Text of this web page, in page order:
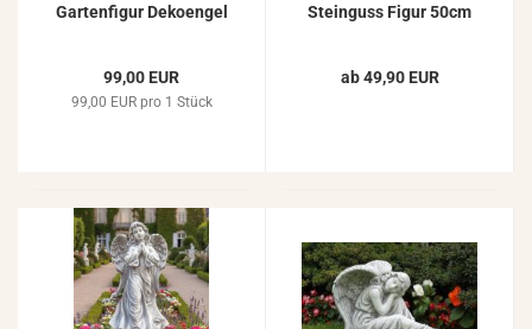
Gartenfigur Dekoengel
99,00 EUR
99,00 EUR pro 1 Stück
Steinguss Figur 50cm
ab 49,90 EUR